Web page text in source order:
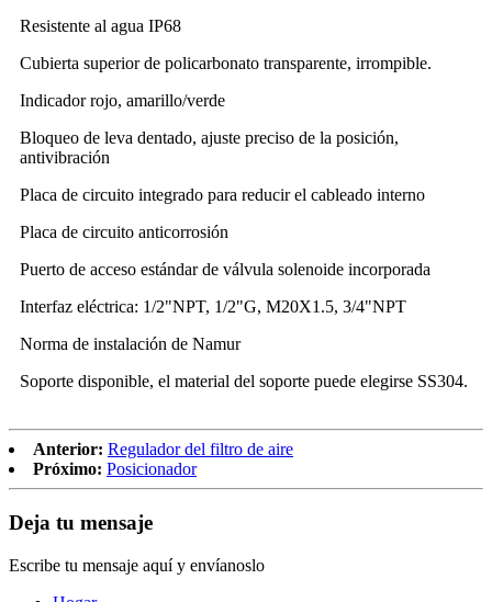
Resistente al agua IP68
Cubierta superior de policarbonato transparente, irrompible.
Indicador rojo, amarillo/verde
Bloqueo de leva dentado, ajuste preciso de la posición,
antivibración
Placa de circuito integrado para reducir el cableado interno
Placa de circuito anticorrosión
Puerto de acceso estándar de válvula solenoide incorporada
Interfaz eléctrica: 1/2"NPT, 1/2"G, M20X1.5, 3/4"NPT
Norma de instalación de Namur
Soporte disponible, el material del soporte puede elegirse SS304.
Anterior: Regulador del filtro de aire
Próximo: Posicionador
Deja tu mensaje
Escribe tu mensaje aquí y envíanoslo